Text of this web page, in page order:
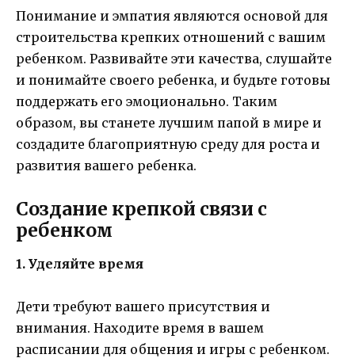
Понимание и эмпатия являются основой для
строительства крепких отношений с вашим
ребенком. Развивайте эти качества, слушайте
и понимайте своего ребенка, и будьте готовы
поддержать его эмоционально. Таким
образом, вы станете лучшим папой в мире и
создадите благоприятную среду для роста и
развития вашего ребенка.
Создание крепкой связи с
ребенком
1. Уделяйте время
Дети требуют вашего присутствия и
внимания. Находите время в вашем
расписании для общения и игры с ребенком.